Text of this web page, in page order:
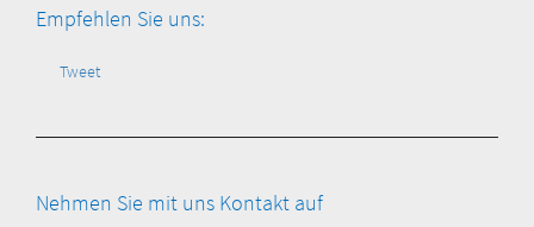
Empfehlen Sie uns:
Tweet
Nehmen Sie mit uns Kontakt auf